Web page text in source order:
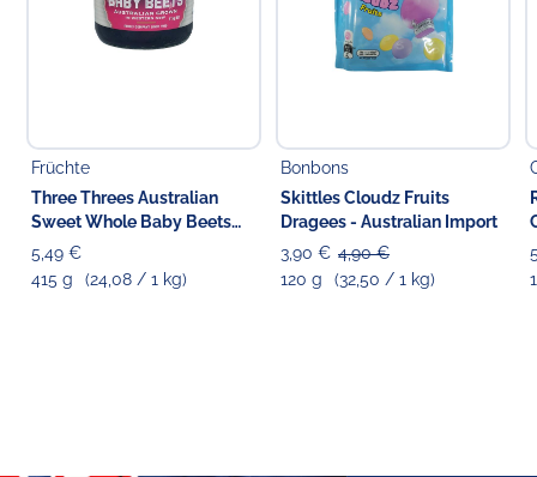
Früchte
Three Threes Australian
Sweet Whole Baby Beets
Beetroot
5,49 €
415 g
(24,08 / 1 kg)
Bonbons
Skittles Cloudz Fruits
Dragees - Australian Import
3,90 € 4,90 €
120 g
(32,50 / 1 kg)